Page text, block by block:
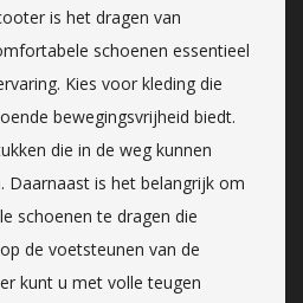
is het dragen van
schoenen essentieel
Kies voor kleding die
bewegingsvrijheid biedt.
die in de weg kunnen
Daarnaast is het belangrijk om
schoenen te dragen die
de voetsteunen van de
kunt u met volle teugen